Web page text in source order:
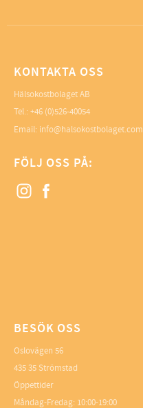
KONTAKTA OSS
Hälsokostbolaget AB
Tel.: +46 (0)526-40054
Email: info@halsokostbolaget.com
FÖLJ OSS PÅ:
BESÖK OSS
Oslovägen 56
435 35 Strömstad
Öppettider
Måndag-Fredag: 10:00-19:00